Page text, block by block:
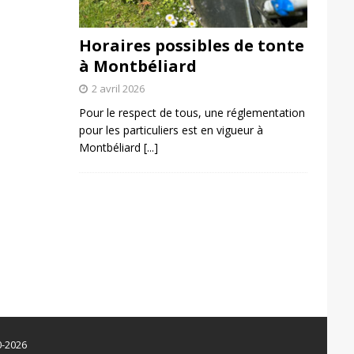
Horaires possibles de tonte
à Montbéliard
2 avril 2026
Pour le respect de tous, une réglementation
pour les particuliers est en vigueur à
Montbéliard [...]
2026